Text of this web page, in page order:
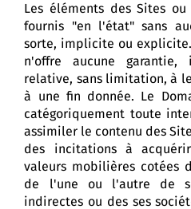
Les éléments des Sites
fournis "en l'état" sans
sorte, implicite ou explicite.
n'offre aucune
relative, sans limitation, à
à une fin donnée. Le
catégoriquement toute
assimiler le contenu des
des incitations à
valeurs mobilières cotées
de l'une ou l'autre de
indirectes ou des ses